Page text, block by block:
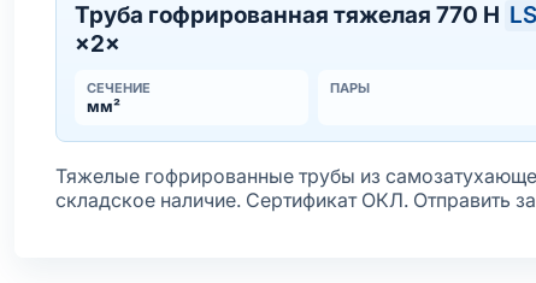
Труба гофрированная тяжелая 770 Н LS
×2×
СЕЧЕНИЕ
мм²
ПАРЫ
Тяжелые гофрированные трубы из
складское наличие. Сертификат ОКЛ. Отправить